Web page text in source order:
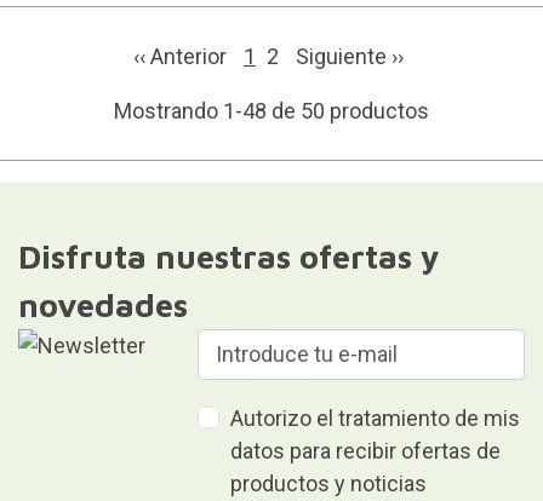
‹‹ Anterior 1 2 Siguiente ››
Mostrando 1-48 de 50 productos
Disfruta nuestras ofertas y
novedades
Autorizo el tratamiento de mis
datos para recibir ofertas de
productos y noticias